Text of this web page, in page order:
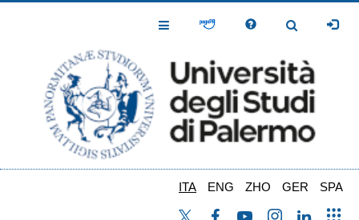
Toggle
Toggle
ITA ENG ZHO GER SPA